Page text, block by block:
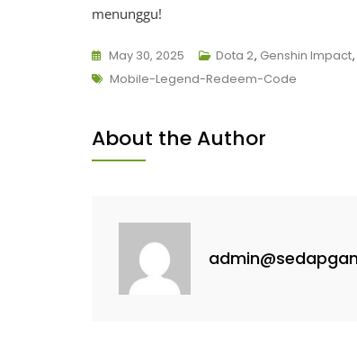
menunggu!
May 30, 2025 Dota 2, Genshin Impact,
Tags
Mobile-Legend-Redeem-Code
About the Author